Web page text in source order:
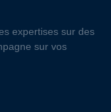
expertises sur des
sur vos